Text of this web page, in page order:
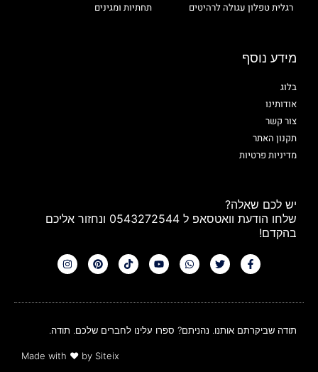
רגלית טפלון עגולה לרהיטים
תחתיות ומגינים
מידע נוסף
בלוג
אודותינו
צור קשר
תקנון האתר
מדיניות פרטיות
יש לכם שאלה?
שלחו הודעת וואטסאפ ל 0543272544 ונחזור אליכם
בהקדם!
תודה שביקרתם אותנו. נהניתם? ספרו עלינו לחברים שלכם. תודה.
Made with ❤ by Siteix​​